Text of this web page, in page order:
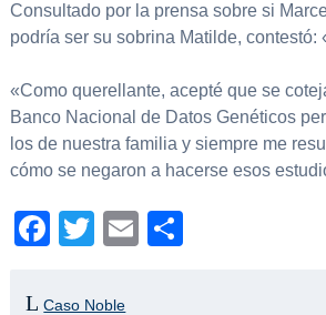
Consultado por la prensa sobre si
podría ser su sobrina Matilde, contestó:
«Como querellante, acepté que se
Banco Nacional de Datos Genéticos
los de nuestra familia y siempre me
cómo se negaron a hacerse esos
Facebook
TwitterEmail
Caso Noble